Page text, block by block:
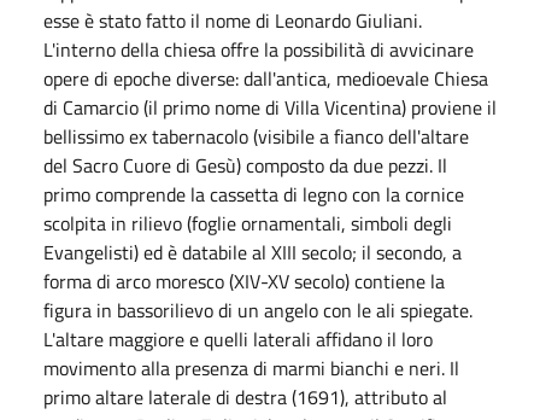
esse è stato fatto il nome di Leonardo Giuliani.
L'interno della chiesa offre la possibilità di avvicinare
opere di epoche diverse: dall'antica, medioevale Chiesa
di Camarcio (il primo nome di Villa Vicentina) proviene il
bellissimo ex tabernacolo (visibile a fianco dell'altare
del Sacro Cuore di Gesù) composto da due pezzi. Il
primo comprende la cassetta di legno con la cornice
scolpita in rilievo (foglie ornamentali, simboli degli
Evangelisti) ed è databile al XIII secolo; il secondo, a
forma di arco moresco (XIV-XV secolo) contiene la
figura in bassorilievo di un angelo con le ali spiegate.
L'altare maggiore e quelli laterali affidano il loro
movimento alla presenza di marmi bianchi e neri. Il
primo altare laterale di destra (1691), attributo al